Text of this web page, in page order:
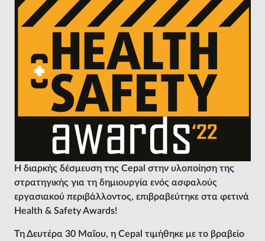
Η διαρκής δέσμευση της Cepal στην υλοποίηση της
στρατηγικής για τη δημιουργία ενός ασφαλούς
εργασιακού περιβάλλοντος, επιβραβεύτηκε στα φετινά
Health & Safety Awards!
​Τη Δευτέρα 30 Μαΐου, η Cepal τιμήθηκε με το βραβείο